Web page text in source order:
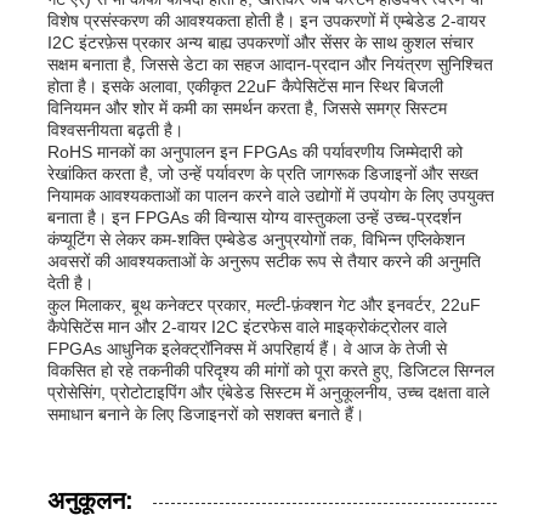
संचार ऐन्टेना
योजक
बिजली प्रबंधन चिप
विशेष प्रसंस्करण की आवश्यकता होती है। इन उपकरणों में एम्बेडेड 2-वायर
I2C इंटरफ़ेस प्रकार अन्य बाह्य उपकरणों और सेंसर के साथ कुशल संचार
सक्षम बनाता है, जिससे डेटा का सहज आदान-प्रदान और नियंत्रण सुनिश्चित
होता है। इसके अलावा, एकीकृत 22uF कैपेसिटेंस मान स्थिर बिजली
विनियमन और शोर में कमी का समर्थन करता है, जिससे समग्र सिस्टम
विश्वसनीयता बढ़ती है।
RoHS मानकों का अनुपालन इन FPGAs की पर्यावरणीय जिम्मेदारी को
रेखांकित करता है, जो उन्हें पर्यावरण के प्रति जागरूक डिजाइनों और सख्त
नियामक आवश्यकताओं का पालन करने वाले उद्योगों में उपयोग के लिए उपयुक्त
बनाता है। इन FPGAs की विन्यास योग्य वास्तुकला उन्हें उच्च-प्रदर्शन
कंप्यूटिंग से लेकर कम-शक्ति एम्बेडेड अनुप्रयोगों तक, विभिन्न एप्लिकेशन
अवसरों की आवश्यकताओं के अनुरूप सटीक रूप से तैयार करने की अनुमति
देती है।
कुल मिलाकर, बूथ कनेक्टर प्रकार, मल्टी-फ़ंक्शन गेट और इनवर्टर, 22uF
कैपेसिटेंस मान और 2-वायर I2C इंटरफेस वाले माइक्रोकंट्रोलर वाले
FPGAs आधुनिक इलेक्ट्रॉनिक्स में अपरिहार्य हैं। वे आज के तेजी से
विकसित हो रहे तकनीकी परिदृश्य की मांगों को पूरा करते हुए, डिजिटल सिग्नल
प्रोसेसिंग, प्रोटोटाइपिंग और एंबेडेड सिस्टम में अनुकूलनीय, उच्च दक्षता वाले
समाधान बनाने के लिए डिजाइनरों को सशक्त बनाते हैं।
अनुकूलन: